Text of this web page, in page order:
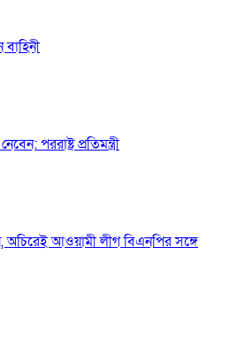
পররাষ্ট্র প্রতিমন্ত্রী
আওয়ামী লীগ বিএনপির সঙ্গে